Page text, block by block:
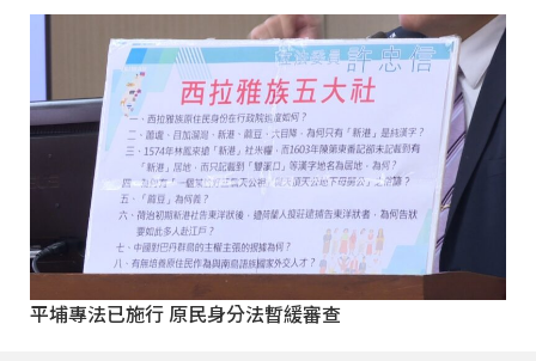
平埔專法已施行 原民身分法暫緩審查